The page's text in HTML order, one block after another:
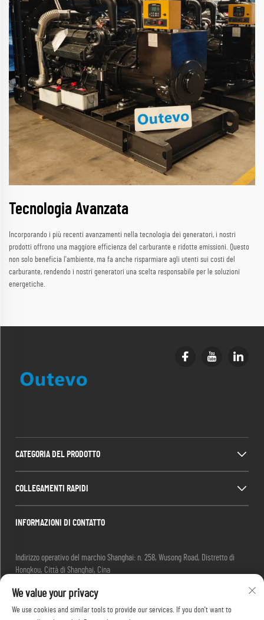
Tecnologia Avanzata
Incorporando i più recenti avanzamenti nella tecnologia dei generatori, i nostri
prodotti offrono una maggiore efficienza del carburante e ridotte emissioni. Questo
non solo beneficia l'ambiente, ma fa anche risparmiare agli utenti sui costi del
carburante, rendendo i nostri generatori una scelta responsabile per le soluzioni
energetiche.
CATEGORIA DEL PRODOTTO
COLLEGAMENTI RAPIDI
INFORMAZIONI DI CONTATTO
Indirizzo operativo del marchio Shanghai: n. 258, Wusong Road, Distretto di
Hongkou, Città di Shanghai, Cina
Tel: +86-13280087620
Tel:+86-13280035385
We value your privacy
We use cookies and similar tools to provide our services. If you don't want to